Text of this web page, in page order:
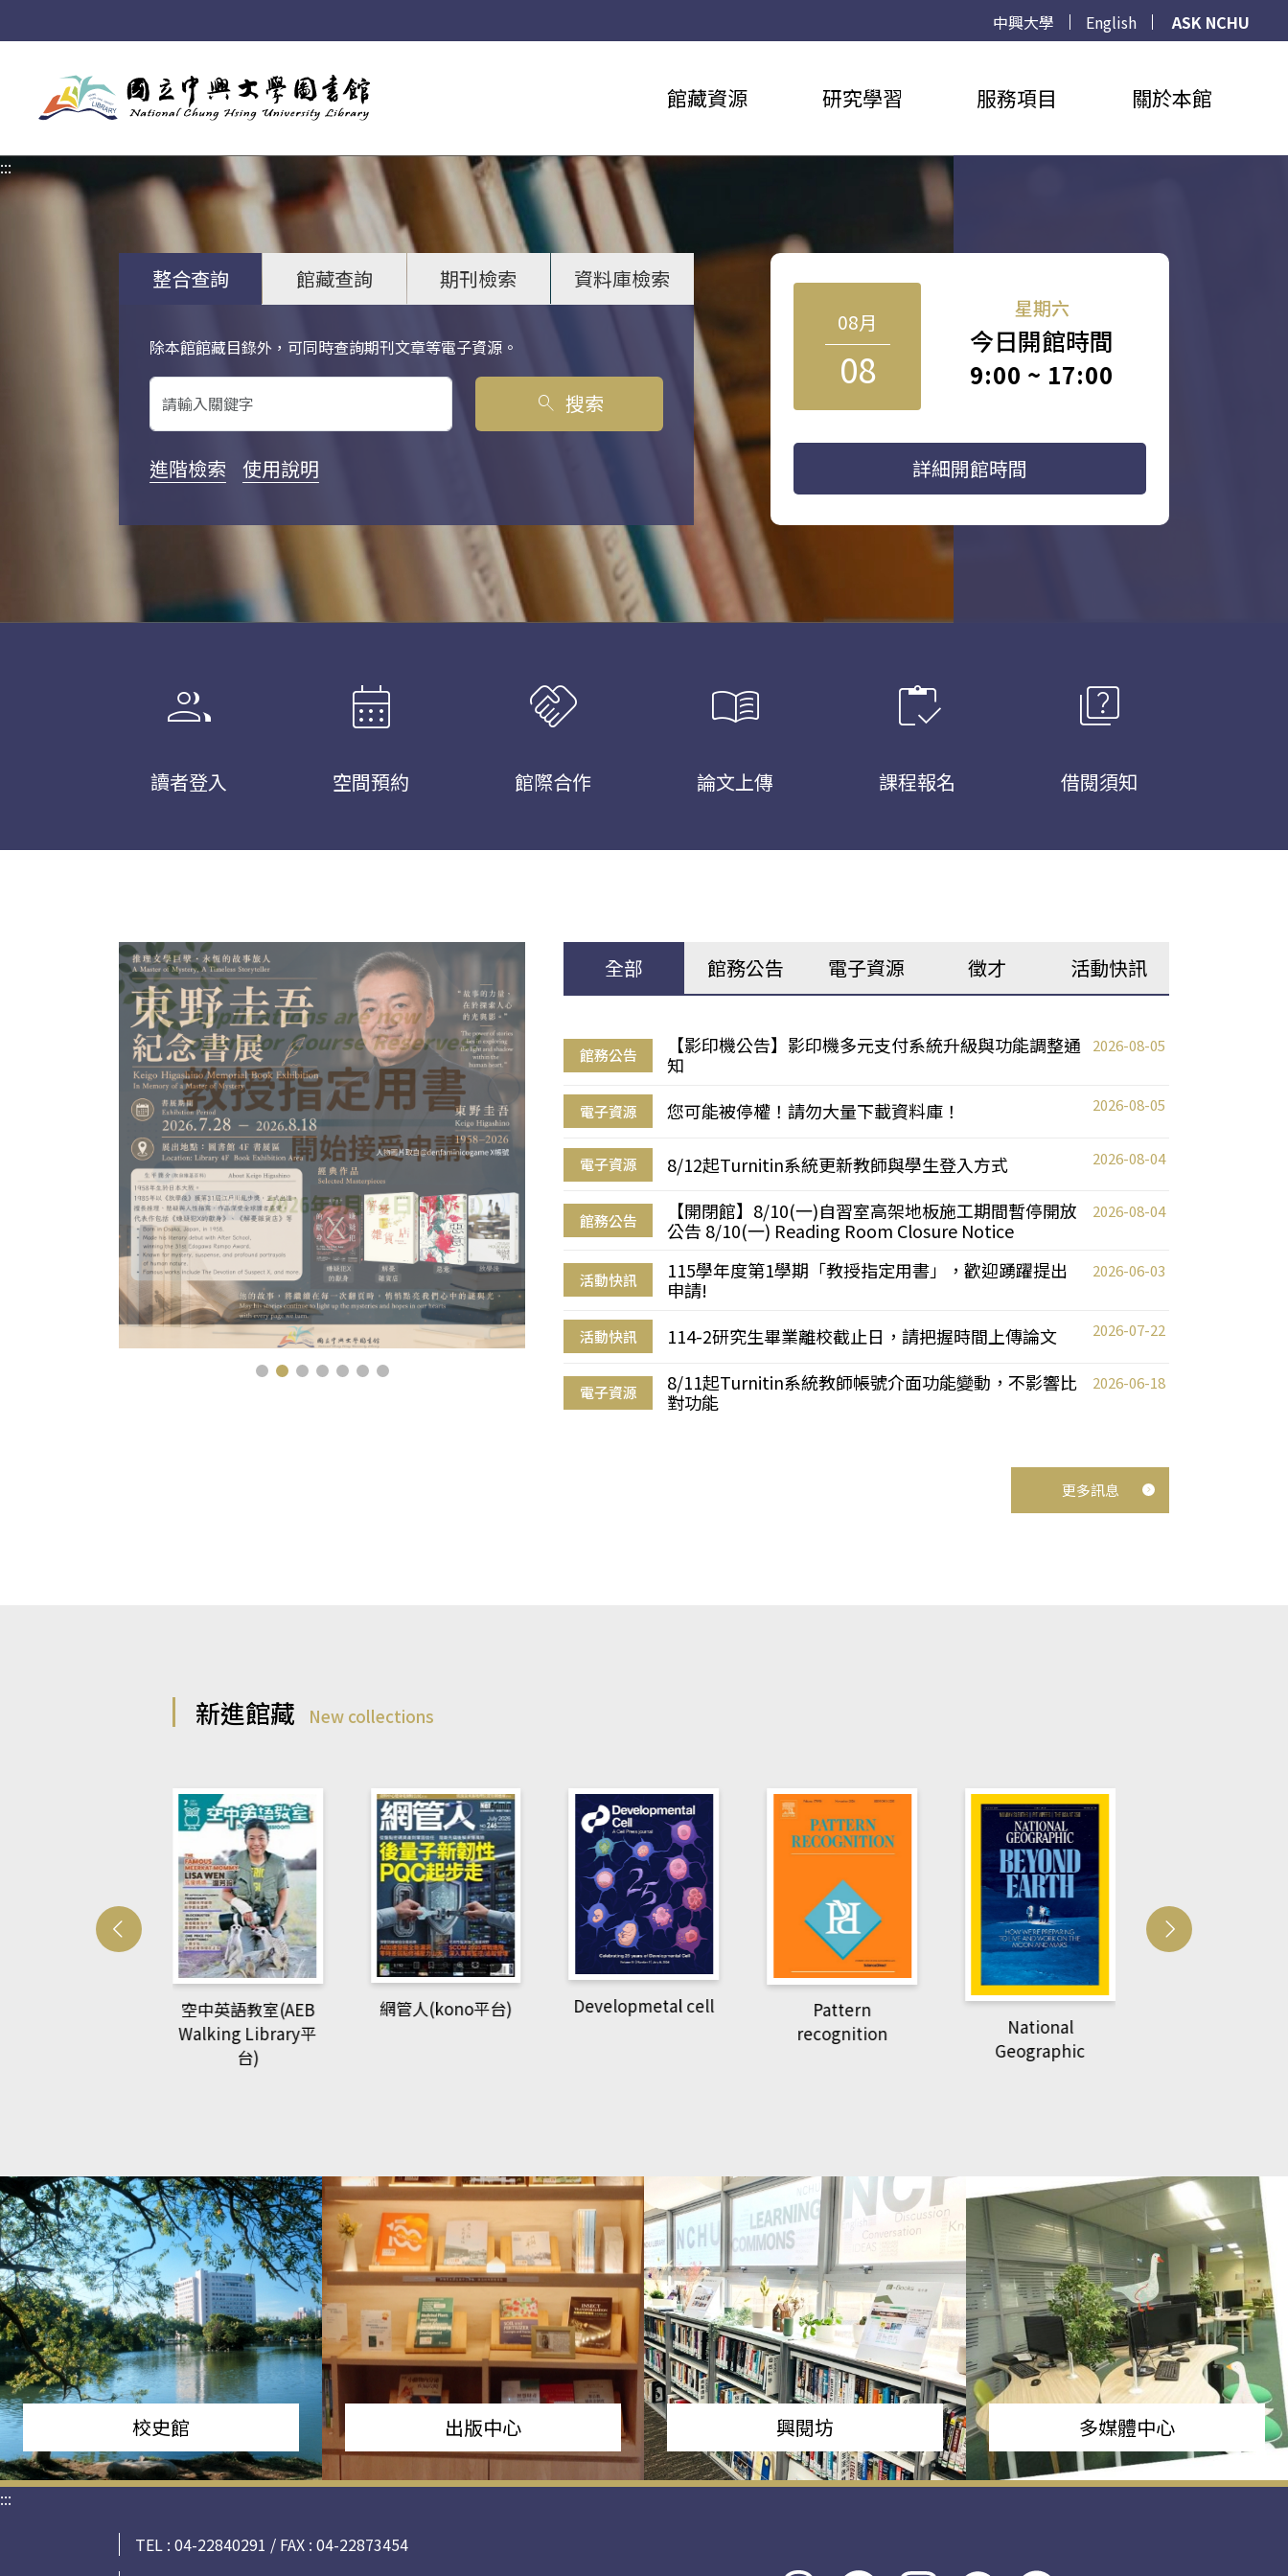
中興大學 English
ASK NCHU
館藏資源 研究學習 服務項目 關於本館
:::
整合查詢 館藏查詢 期刊檢索 資料庫檢索
除本館館藏目錄外，可同時查詢期刊文章等電子資源。
關鍵字搜尋
search 搜索
進階檢索 使用說明
08月
08
星期六
今日開館時間
9:00 ~ 17:00
詳細開館時間
group
讀者登入
calendar_month
空間預約
handshake
館際合作
menu_book
論文上傳
inventory
課程報名
quiz
借閱須知
全部 館務公告 電子資源 徵才 活動快訊
館務公告
【影印機公告】影印機多元支付系統升級與功能調整通
知
2026-08-05
電子資源 您可能被停權！請勿大量下載資料庫！ 2026-08-05
電子資源 8/12起Turnitin系統更新教師與學生登入方式 2026-08-04
館務公告
【開閉館】8/10(一)自習室高架地板施工期間暫停開放
公告 8/10(一) Reading Room Closure Notice
2026-08-04
活動快訊
115學年度第1學期「教授指定用書」，歡迎踴躍提出
申請!
2026-06-03
活動快訊 114-2研究生畢業離校截止日，請把握時間上傳論文 2026-07-22
電子資源
8/11起Turnitin系統教師帳號介面功能變動，不影響比
對功能
2026-06-18
更多訊息
新進館藏 New collections
網管人(kono平台) Developmetal cell
Pattern
National
Geographic
Harvard Business
Review
校史館 出版中心 興閱坊 多媒體中心
:::
TEL : 04-22840291 / FAX : 04-22873454